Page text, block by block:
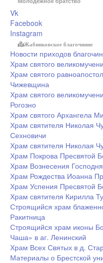
Vk
Facebook
Instagram
Жабинковское благочиние
Новости приходов
Храм святого
Храм святого
Чижевщина
Храм святого
Рогозно
Храм святого Архангела
Храм святителя Николая
Сехновичи
Храм святителя Николая
Храм Покрова Пресвятой
Храм Вознесения
Храм Рождества Иоанна
Храм Успения Пресвятой
Храм святителя Кирилла
Строящийся храм
Ракитница
Строящийся храм иконы
Чаша» в аг. Ленинский
Храм Всех Святых в д.
Материалы о Брестской